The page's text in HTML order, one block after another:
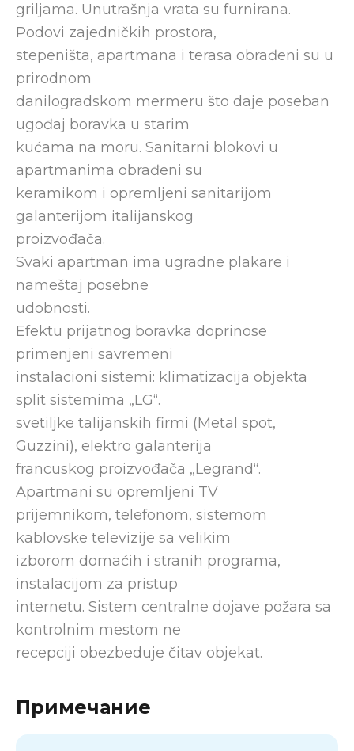
griljama. Unutrašnja vrata su furnirana.
Podovi zajedničkih prostora,
stepeništa, apartmana i terasa obrađeni su u
prirodnom
danilogradskom mermeru što daje poseban
ugođaj boravka u starim
kućama na moru. Sanitarni blokovi u
apartmanima obrađeni su
keramikom i opremljeni sanitarijom
galanterijom italijanskog
proizvođača.
Svaki apartman ima ugradne plakare i
nameštaj posebne
udobnosti.
Efektu prijatnog boravka doprinose
primenjeni savremeni
instalacioni sistemi: klimatizacija objekta
split sistemima „LG“.
svetiljke talijanskih firmi (Metal spot,
Guzzini), elektro galanterija
francuskog proizvođača „Legrand“.
Apartmani su opremljeni TV
prijemnikom, telefonom, sistemom
kablovske televizije sa velikim
izborom domaćih i stranih programa,
instalacijom za pristup
internetu. Sistem centralne dojave požara sa
kontrolnim mestom ne
recepciji obezbeduje čitav objekat.
Примечание